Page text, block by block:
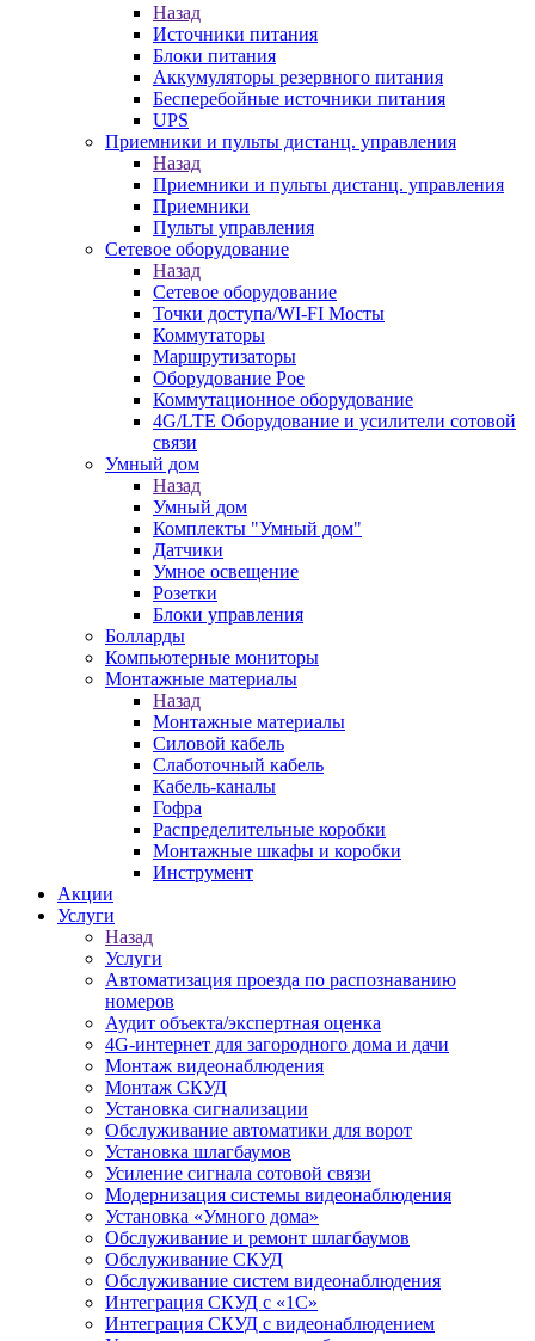
Назад
Источники питания
Блоки питания
Аккумуляторы резервного питания
Бесперебойные источники питания
UPS
Приемники и пульты дистанц. управления
Назад
Приемники и пульты дистанц. управления
Приемники
Пульты управления
Сетевое оборудование
Назад
Сетевое оборудование
Точки доступа/WI-FI Мосты
Коммутаторы
Маршрутизаторы
Оборудование Poe
Коммутационное оборудование
4G/LTE Оборудование и усилители сотовой
связи
Умный дом
Назад
Умный дом
Комплекты "Умный дом"
Датчики
Умное освещение
Розетки
Блоки управления
Болларды
Компьютерные мониторы
Монтажные материалы
Назад
Монтажные материалы
Силовой кабель
Слаботочный кабель
Кабель-каналы
Гофра
Распределительные коробки
Монтажные шкафы и коробки
Инструмент
Акции
Услуги
Назад
Услуги
Автоматизация проезда по распознаванию
номеров
Аудит объекта/экспертная оценка
4G-интернет для загородного дома и дачи
Монтаж видеонаблюдения
Монтаж СКУД
Установка сигнализации
Обслуживание автоматики для ворот
Установка шлагбаумов
Усиление сигнала сотовой связи
Модернизация системы видеонаблюдения
Установка «Умного дома»
Обслуживание и ремонт шлагбаумов
Обслуживание СКУД
Обслуживание систем видеонаблюдения
Интеграция СКУД с «1С»
Интеграция СКУД с видеонаблюдением